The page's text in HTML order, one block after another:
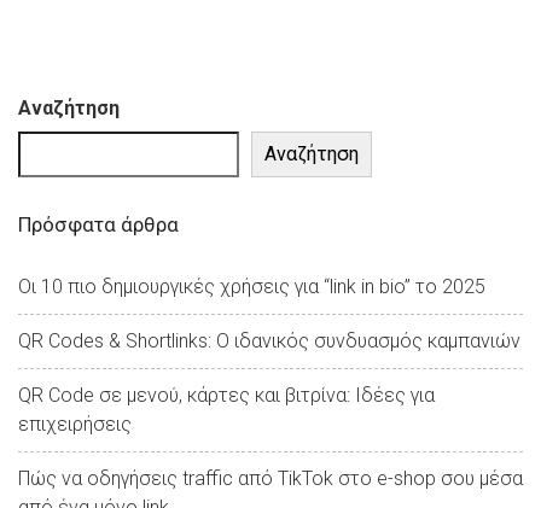
Αναζήτηση
Αναζήτηση
Πρόσφατα άρθρα
Οι 10 πιο δημιουργικές χρήσεις για “link in bio” το 2025
QR Codes & Shortlinks: Ο ιδανικός συνδυασμός καμπανιών
QR Code σε μενού, κάρτες και βιτρίνα: Ιδέες για
επιχειρήσεις
Πώς να οδηγήσεις traffic από TikTok στο e-shop σου μέσα